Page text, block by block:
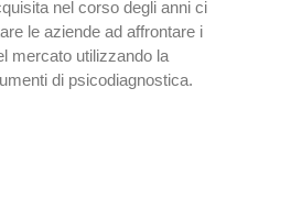
nel corso degli anni ci
le aziende ad affrontare i
mercato utilizzando la
di psicodiagnostica.